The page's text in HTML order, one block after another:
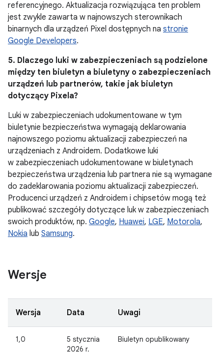
referencyjnego. Aktualizacja rozwiązująca ten problem
jest zwykle zawarta w najnowszych sterownikach
binarnych dla urządzeń Pixel dostępnych na stronie
Google Developers.
5. Dlaczego luki w zabezpieczeniach są podzielone
między ten biuletyn a biuletyny o zabezpieczeniach
urządzeń lub partnerów, takie jak biuletyn
dotyczący Pixela?
Luki w zabezpieczeniach udokumentowane w tym
biuletynie bezpieczeństwa wymagają deklarowania
najnowszego poziomu aktualizacji zabezpieczeń na
urządzeniach z Androidem. Dodatkowe luki
w zabezpieczeniach udokumentowane w biuletynach
bezpieczeństwa urządzenia lub partnera nie są wymagane
do zadeklarowania poziomu aktualizacji zabezpieczeń.
Producenci urządzeń z Androidem i chipsetów mogą też
publikować szczegóły dotyczące luk w zabezpieczeniach
swoich produktów, np. Google, Huawei, LGE, Motorola,
Nokia lub Samsung.
Wersje
Wersja Data Uwagi
1,0
5 stycznia
2026 r.
Biuletyn opublikowany